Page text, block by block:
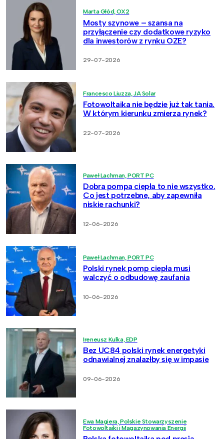
Marta Głód, OX2
Mosty szynowe – szansa na
przyłączenie czy dodatkowe ryzyko
dla inwestorów z rynku OZE?
29-07-2026
Francesco Liuzza, JA Solar
Fotowoltaika nie będzie już tak tania.
W którym kierunku zmierza rynek?
22-07-2026
Paweł Lachman, PORT PC
Dobra pompa ciepła to nie wszystko.
Co jest potrzebne, aby zapewniła
niskie rachunki?
12-06-2026
Paweł Lachman, PORT PC
Polski rynek pomp ciepła musi
walczyć o odbudowę zaufania
10-06-2026
Ireneusz Kulka, EDP
Bez UC84 polski rynek energetyki
odnawialnej znalazłby się w impasie
09-06-2026
Ewa Magiera, Polskie Stowarzyszenie
Fotowoltaiki i Magazynowania Energii